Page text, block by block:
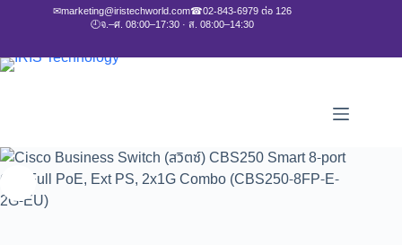
✉marketing@iristechworld.com☎02-843-6979 ต่อ 126
🕘จ.–ศ. 08:00–17:30 · ส. 08:00–14:30